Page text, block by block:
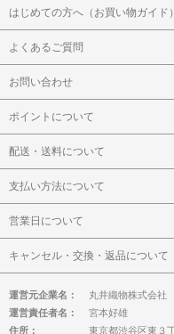
はじめての方へ（お買い物ガイド）
よくあるご質問
お問い合わせ
ポイントについて
配送・送料について
支払い方法について
営業日について
キャンセル・交換・返品について
運営元企業名：
丸井織物株式会社
運営責任者名：
宮本好雄
住所：
東京都渋谷区東